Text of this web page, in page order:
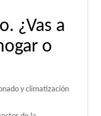
¿Vas a
o
y climatización